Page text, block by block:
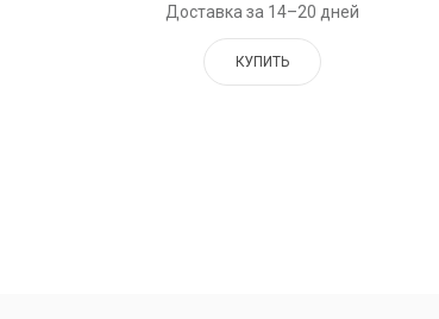
Доставка за 14–20 дней
КУПИТЬ